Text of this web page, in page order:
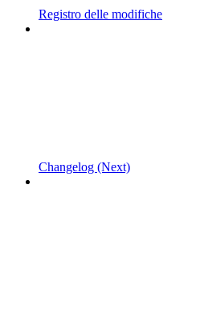
Registro delle modifiche
Changelog (Next)